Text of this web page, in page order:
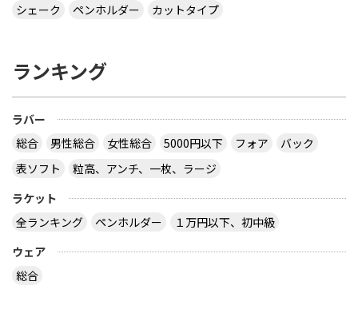
シェーク
ペンホルダー カットタイプ
ランキング
ラバー
総合
男性総合 女性総合 5000円以下 フォア
バック
表ソフト
粒高、アンチ、一枚、ラージ
ラケット
全ランキング
ペンホルダー
１万円以下、初中級
ウェア
総合